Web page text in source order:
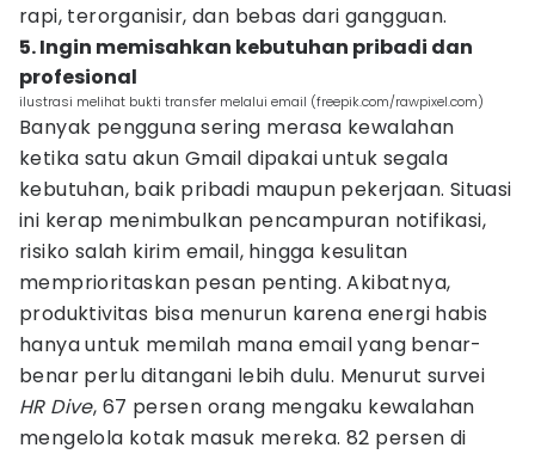
rapi, terorganisir, dan bebas dari gangguan.
5. Ingin memisahkan kebutuhan pribadi dan
profesional
ilustrasi melihat bukti transfer melalui email (freepik.com/rawpixel.com)
Banyak pengguna sering merasa kewalahan
ketika satu akun Gmail dipakai untuk segala
kebutuhan, baik pribadi maupun pekerjaan. Situasi
ini kerap menimbulkan pencampuran notifikasi,
risiko salah kirim email, hingga kesulitan
memprioritaskan pesan penting. Akibatnya,
produktivitas bisa menurun karena energi habis
hanya untuk memilah mana email yang benar-
benar perlu ditangani lebih dulu. Menurut survei
HR Dive, 67 persen orang mengaku kewalahan
mengelola kotak masuk mereka. 82 persen di